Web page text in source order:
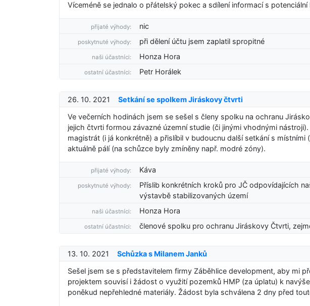
Víceméně se jednalo o přátelský pokec a sdílení informací s
přijaté výhody: nic
poskytnuté výhody: při dělení účtu jsem zaplatil spropitné
naši účastníci: Honza Hora
ostatní účastníci: Petr Horálek
26. 10. 2021
Setkání se spolkem Jiráskovy čtvrti
Ve večerních hodinách jsem se sešel s členy spolku na ochranu
jejich čtvrti formou závazné územní studie (či jinými vhodnými
magistrát (i já konkrétně) a přislíbil v budoucnu další setkání s místními
aktuálně pálí (na schůzce byly zmíněny např. modré zóny).
přijaté výhody: Káva
poskytnuté výhody:
Příslib konkrétních kroků pro JČ odpovídajících
výstavbě stabilizovaných území
naši účastníci: Honza Hora
ostatní účastníci: členové spolku pro ochranu Jiráskovy Čtvrti,
13. 10. 2021
Schůzka s Milanem Janků
Sešel jsem se s představitelem firmy Záběhlice development, aby mi
projektem souvisí i žádost o využití pozemků HMP (za úplatu) k
poněkud nepřehledné materiály. Žádost byla schválena 2 dny před